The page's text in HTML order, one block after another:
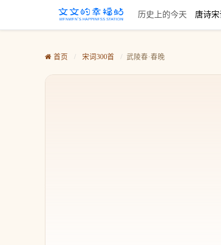
历史上的今天 唐诗宋
首页 / 宋词300首 / 武陵春·春晚